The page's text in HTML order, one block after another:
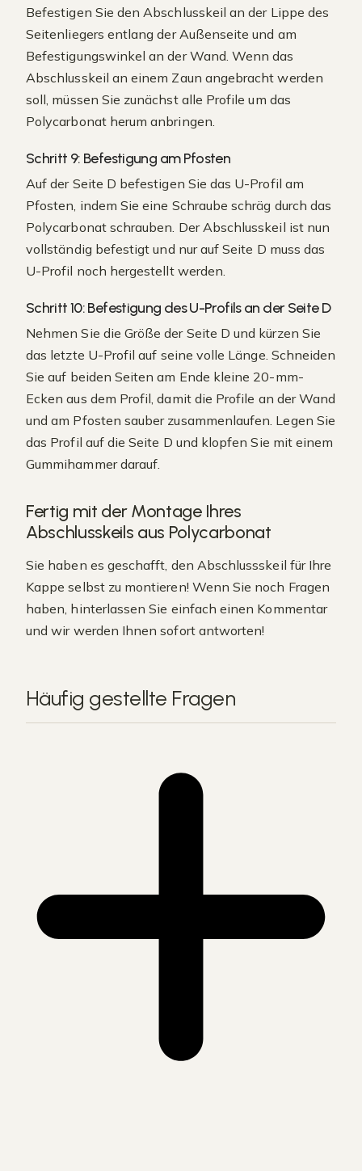
Befestigen Sie den Abschlusskeil an der Lippe des
Seitenliegers entlang der Außenseite und am
Befestigungswinkel an der Wand. Wenn das
Abschlusskeil an einem Zaun angebracht werden
soll, müssen Sie zunächst alle Profile um das
Polycarbonat herum anbringen.
Schritt 9: Befestigung am Pfosten
Auf der Seite D befestigen Sie das U-Profil am
Pfosten, indem Sie eine Schraube schräg durch das
Polycarbonat schrauben. Der Abschlusskeil ist nun
vollständig befestigt und nur auf Seite D muss das
U-Profil noch hergestellt werden.
Schritt 10: Befestigung des U-Profils an der Seite D
Nehmen Sie die Größe der Seite D und kürzen Sie
das letzte U-Profil auf seine volle Länge. Schneiden
Sie auf beiden Seiten am Ende kleine 20-mm-
Ecken aus dem Profil, damit die Profile an der Wand
und am Pfosten sauber zusammenlaufen. Legen Sie
das Profil auf die Seite D und klopfen Sie mit einem
Gummihammer darauf.
Fertig mit der Montage Ihres
Abschlusskeils aus Polycarbonat
Sie haben es geschafft, den Abschlussskeil für Ihre
Kappe selbst zu montieren! Wenn Sie noch Fragen
haben, hinterlassen Sie einfach einen Kommentar
und wir werden Ihnen sofort antworten!
Häufig gestellte Fragen